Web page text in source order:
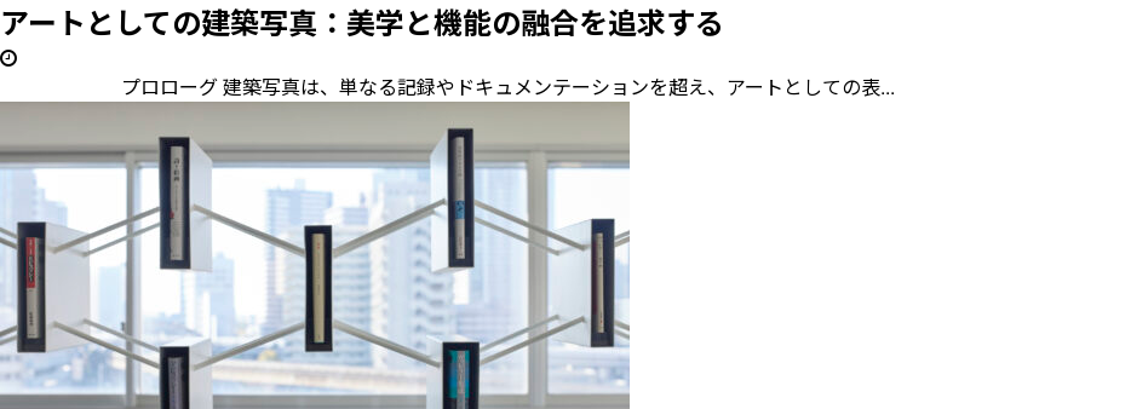
アートとしての建築写真：美学と機能の融合を追求する
プロローグ 建築写真は、単なる記録やドキュメンテーションを超え、アートとしての表...